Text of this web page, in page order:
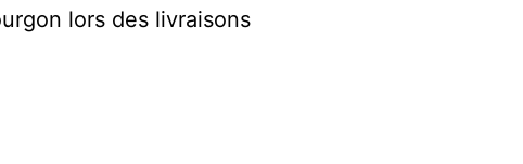
lors des livraisons